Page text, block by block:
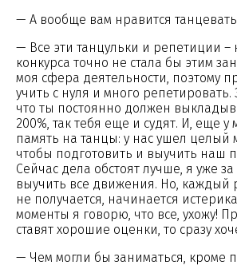
— А вообще вам нравится
— Все эти танцульки и репетиции –
конкурса точно не стала бы этим
моя сфера деятельности, поэтому
учить с нуля и много репетировать.
что ты постоянно должен
200%, так тебя еще и судят. И, еще у
память на танцы: у нас ушел целый
чтобы подготовить и выучить наш
Сейчас дела обстоят лучше, я уже
выучить все движения. Но, каждый
не получается, начинается
моменты я говорю, что все, ухожу!
ставят хорошие оценки, то сразу
— Чем могли бы заниматься, кроме